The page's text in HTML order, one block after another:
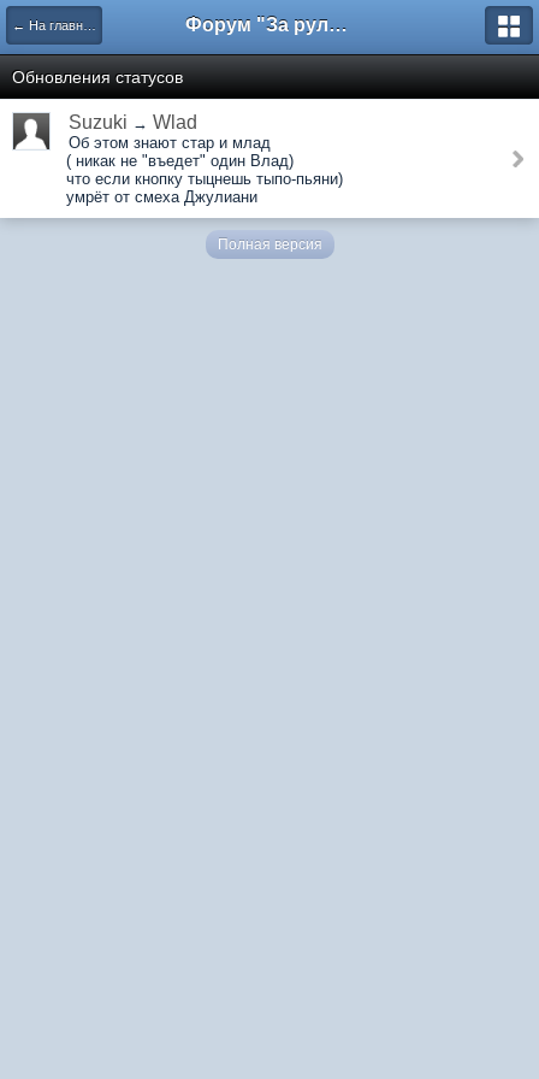
← На главную Форум "За рулем"
Обновления статусов
Suzuki → Wlad
Об этом знают стар и млад
( никак не "въедет" один Влад)
что если кнопку тыцнешь тыпо-пьяни)
умрёт от смеха Джулиани
Полная версия